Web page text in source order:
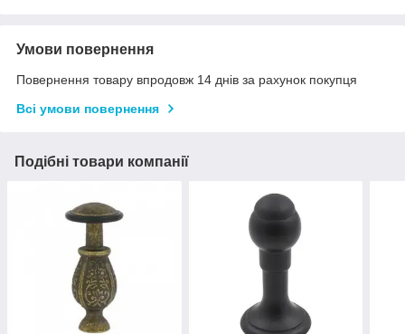
Умови повернення
Повернення товару впродовж 14 днів за рахунок покупця
Всі умови повернення
Подібні товари компанії